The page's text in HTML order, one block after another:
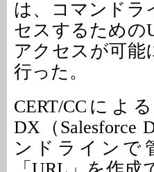
は、コマンドラ
セスするための
アクセスが可能
行った。
CERT/CCによ
DX（Salesforce
ンドラインで